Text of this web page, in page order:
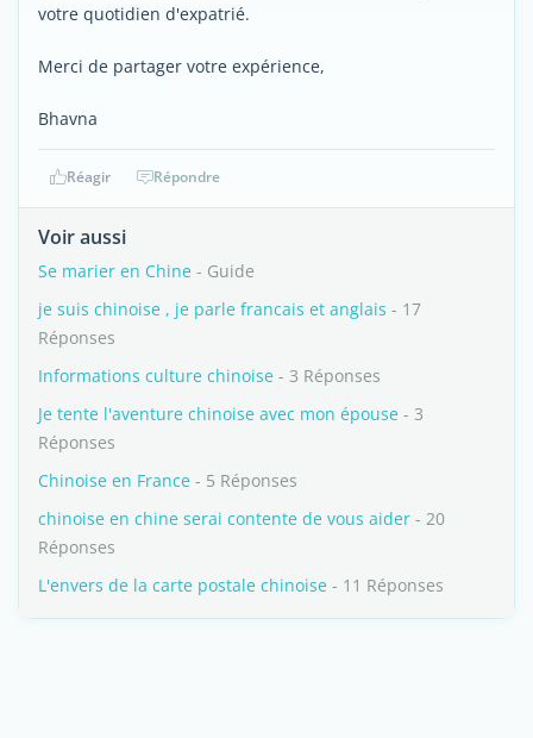
votre quotidien d'expatrié.
Merci de partager votre expérience,
Bhavna
Réagir Répondre
Voir aussi
Se marier en Chine - Guide
je suis chinoise , je parle francais et anglais - 17
Réponses
Informations culture chinoise - 3 Réponses
Je tente l'aventure chinoise avec mon épouse - 3
Réponses
Chinoise en France - 5 Réponses
chinoise en chine serai contente de vous aider - 20
Réponses
L'envers de la carte postale chinoise - 11 Réponses